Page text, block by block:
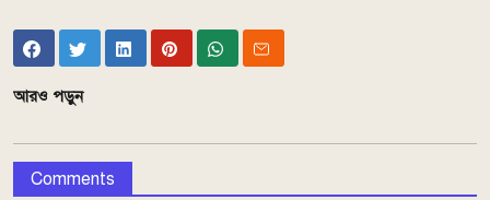
আরও পড়ুন
Comments